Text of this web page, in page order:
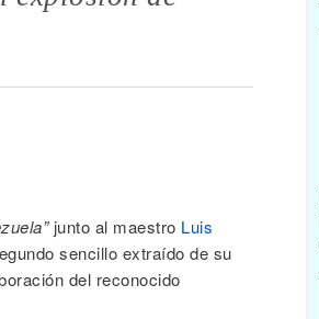
junto al maestro Luis
sencillo extraído de su
del reconocido